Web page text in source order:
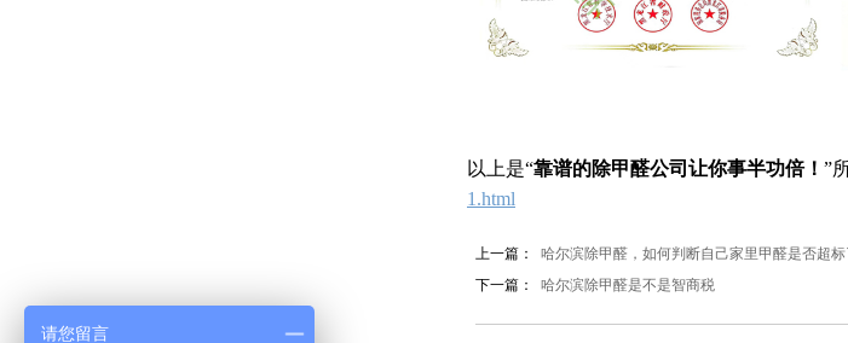
以上是“靠谱的除甲醛公司让你事半功倍！ ”
1.html
上一篇：
哈尔滨除甲醛，如何判断自己家里甲醛是否超标
下一篇：
哈尔滨除甲醛是不是智商税
请您留言